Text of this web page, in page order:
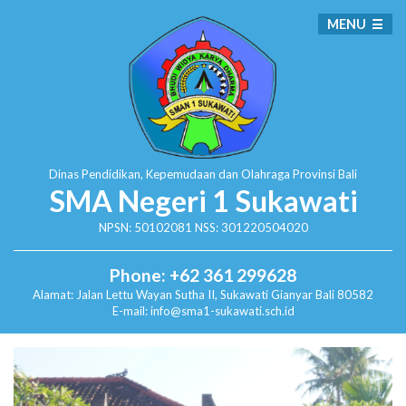
Dinas Pendidikan, Kepemudaan dan Olahraga Provinsi Bali
SMA Negeri 1 Sukawati
NPSN: 50102081 NSS: 301220504020
Phone: +62 361 299628
Alamat: Jalan Lettu Wayan Sutha II, SukawatiGianyar Bali 80582
E-mail: info@sma1-sukawati.sch.id
MENU